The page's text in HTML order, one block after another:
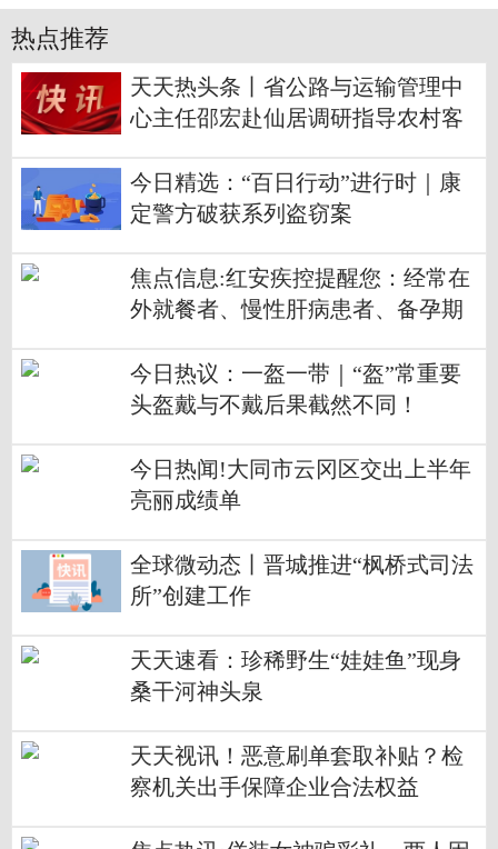
热点推荐
天天热头条丨省公路与运输管理中
心主任邵宏赴仙居调研指导农村客
今日精选：“百日行动”进行时｜康
定警方破获系列盗窃案
焦点信息:红安疾控提醒您：经常在
外就餐者、慢性肝病患者、备孕期
今日热议：一盔一带｜“盔”常重要
头盔戴与不戴后果截然不同！
今日热闻!大同市云冈区交出上半年
亮丽成绩单
全球微动态丨晋城推进“枫桥式司法
所”创建工作
天天速看：珍稀野生“娃娃鱼”现身
桑干河神头泉
天天视讯！恶意刷单套取补贴？检
察机关出手保障企业合法权益